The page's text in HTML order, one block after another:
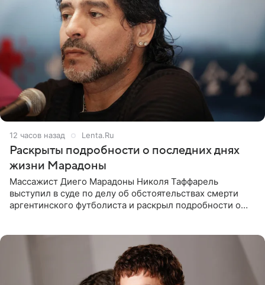
12 часов назад Lenta.Ru
Раскрыты подробности о последних днях
жизни Марадоны
Массажист Диего Марадоны Николя Таффарель
выступил в суде по делу об обстоятельствах смерти
аргентинского футболиста и раскрыл подробности о